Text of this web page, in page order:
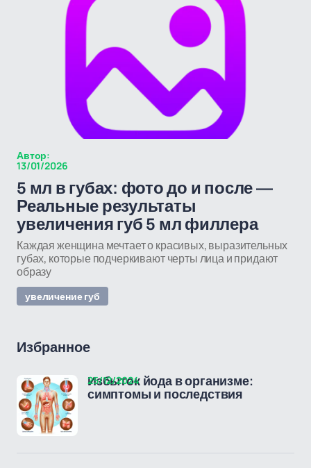
Автор:
13/01/2026
5 мл в губах: фото до и после —
Реальные результаты
увеличения губ 5 мл филлера
Каждая женщина мечтает о красивых, выразительных
губах, которые подчеркивают черты лица и придают
образу
увеличение губ
Избранное
Избыток йода в организме:
симптомы и последствия
25/12/2024